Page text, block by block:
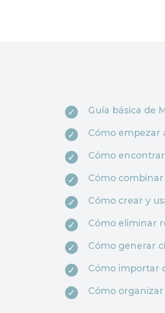
Guía básica de
Cómo empezar
Cómo
Cómo
Cómo crear y
Cómo eliminar
Cómo generar
Cómo importar
Cómo